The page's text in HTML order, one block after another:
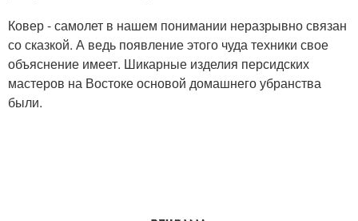
Ковер - самолет в нашем понимании неразрывно связан
со сказкой. А ведь появление этого чуда техники свое
объяснение имеет. Шикарные изделия персидских
мастеров на Востоке основой домашнего убранства
были.